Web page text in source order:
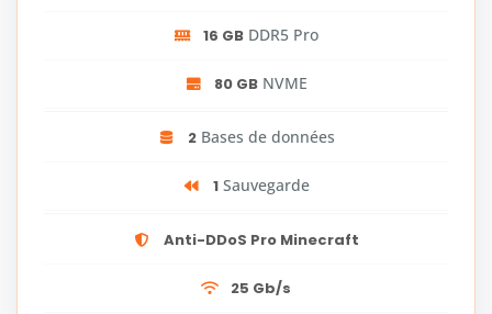
16 GB DDR5 Pro
80 GB NVME
2Bases de données
1Sauvegarde
Anti-DDoS Pro Minecraft
25 Gb/s